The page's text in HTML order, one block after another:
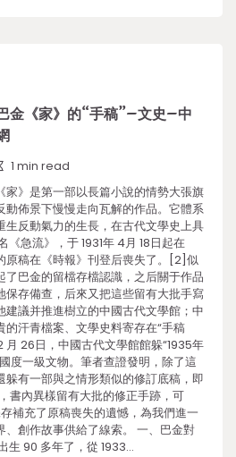
金《家》的“手稿”–文史–中
1 min read
家》是第一部以長篇小說的情勢大張旗
動佈景下慢慢走向瓦解的作品。它體系
生反動氣力的生長，在古代文學史上具
急流》，于 1931年 4月 18日起在
原稿在《時報》刊登后喪失了。[2]似
巴金的留檔存檔認識，之后關于作品
保存備查，后來又把這些留有大批手寫
議并推進樹立的中國古代文學館；中
汗青檔案、文學史料寄存在“手稿
26日，中國古代文學館館躲“1935年
度一級文物。筆者查證發明，除了這
有一部與之情形類似的修訂底稿，即
書內異樣留有大批的修正手跡，可
補充了原稿喪失的遺憾，為我們進一
、創作故事供給了線索。 一、巴金對
生 90 多年了，從 1933…